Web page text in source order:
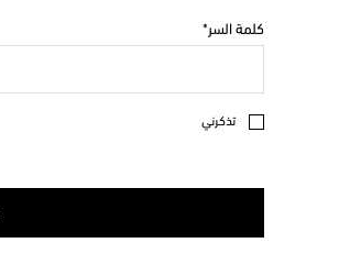
كلمة السر
تذكرني